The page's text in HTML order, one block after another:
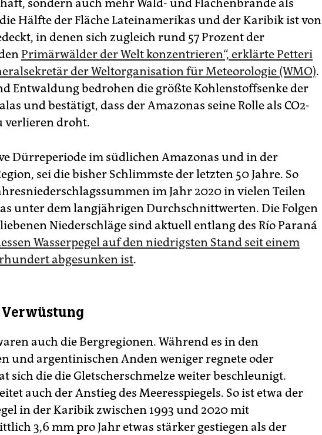
sondern auch mehr Wald- und Flächenbrände als
die Hälfte der Fläche Lateinamerikas und der Karibik ist von
in denen sich zugleich rund 57 Prozent der
Primärwälder der Welt konzentrieren“, erklärte Petteri
der Weltorganisation für Meteorologie (WMO).
Entwaldung bedrohen die größte Kohlenstoffsenke der
und bestätigt, dass der Amazonas seine Rolle als CO2-
verlieren droht.
Dürreperiode im südlichen Amazonas und in der
sei die bisher Schlimmste der letzten 50 Jahre. So
im Jahr 2020 in vielen Teilen
unter dem langjährigen Durchschnittwerten. Die Folgen
Niederschläge sind aktuell entlang des Río Paraná
Wasserpegel auf den niedrigsten Stand seit einem
abgesunken ist.
auch die Bergregionen. Während es in den
und argentinischen Anden weniger regnete oder
sich die die Gletscherschmelze weiter beschleunigt.
auch der Anstieg des Meeresspiegels. So ist etwa der
in der Karibik zwischen 1993 und 2020 mit
3,6 mm pro Jahr etwas stärker gestiegen als der